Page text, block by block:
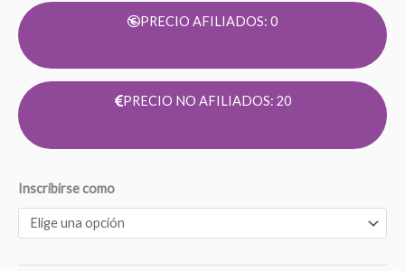
PRECIO AFILIADOS: 0
PRECIO NO AFILIADOS: 20
Inscribirse como